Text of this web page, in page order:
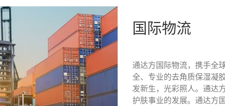
国际物流
通达方国际物流，携手全
全、专业的去角质保湿凝
发新生，光彩照人。通达
护肤事业的发展。通达方